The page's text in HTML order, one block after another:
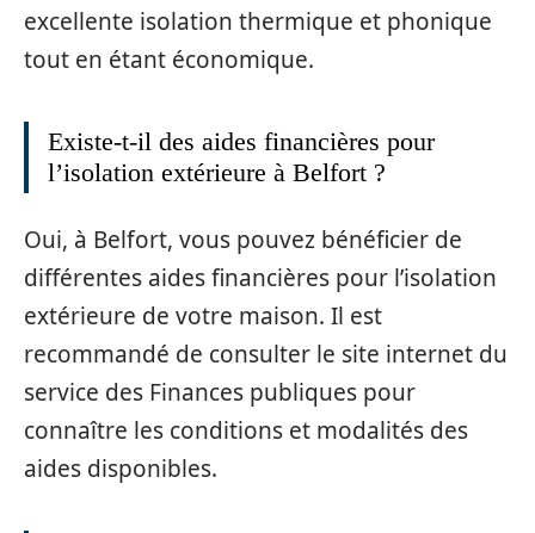
excellente isolation thermique et phonique
tout en étant économique.
Existe-t-il des aides financières pour
l’isolation extérieure à Belfort ?
Oui, à Belfort, vous pouvez bénéficier de
différentes aides financières pour l’isolation
extérieure de votre maison. Il est
recommandé de consulter le site internet du
service des Finances publiques pour
connaître les conditions et modalités des
aides disponibles.